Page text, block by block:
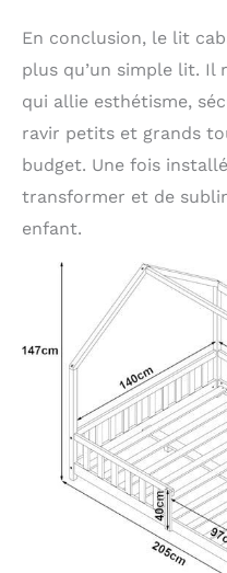
En conclusion, le lit
plus qu’un simple lit. Il
qui allie esthétisme,
ravir petits et grands
budget. Une fois
transformer et de
enfant.